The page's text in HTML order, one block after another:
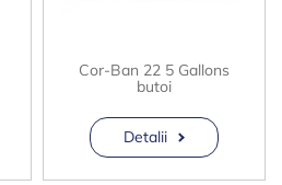
Cor-Ban 22 5 Gallons
butoi
Detalii